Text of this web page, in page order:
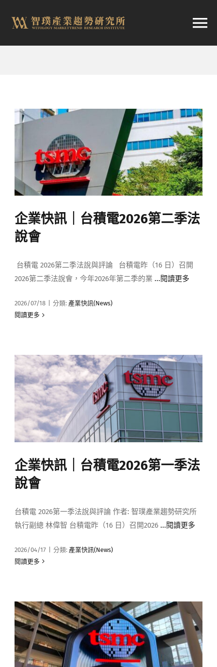
容
航
產業日報
媒體曝光
會員帳號
企業快訊｜台積電2026第二季法
說會
台積電 2026第二季法說與評論 台積電昨（16 日）召開
2026第二季法說會，今年2026年第二季的業 ...閱讀更多
2026/07/18 分類: 產業快訊(News)
閱讀更多
企業快訊｜台積電2026第一季法
說會
台積電 2026第一季法說與評論 作者: 智璞產業趨勢研究所
執行副總 林偉智 台積電昨（16 日）召開2026 ...閱讀更多
2026/04/17 分類: 產業快訊(News)
閱讀更多